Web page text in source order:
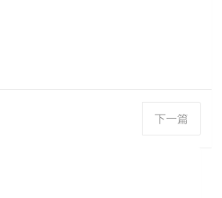
下一篇